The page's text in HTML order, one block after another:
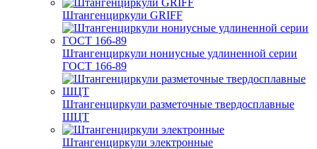
Штангенциркули GRIFF
Штангенциркули нониусные удлиненной серии
ГОСТ 166-89
Штангенциркули разметочные твердосплавные
ШЦТ
Штангенциркули электронные